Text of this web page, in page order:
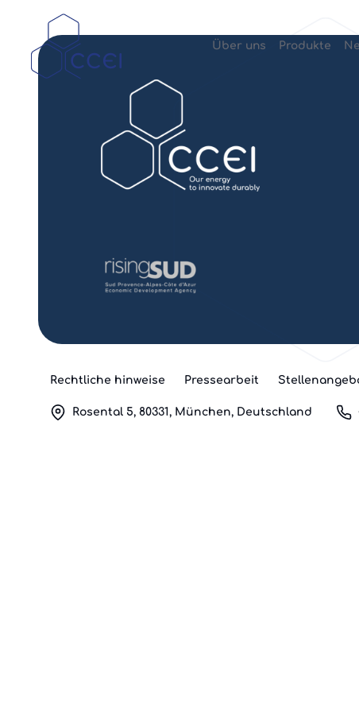
Über uns Produkte
Rechtliche hinweise Pressearbeit
Rosental 5, 80331, München, Deutschland